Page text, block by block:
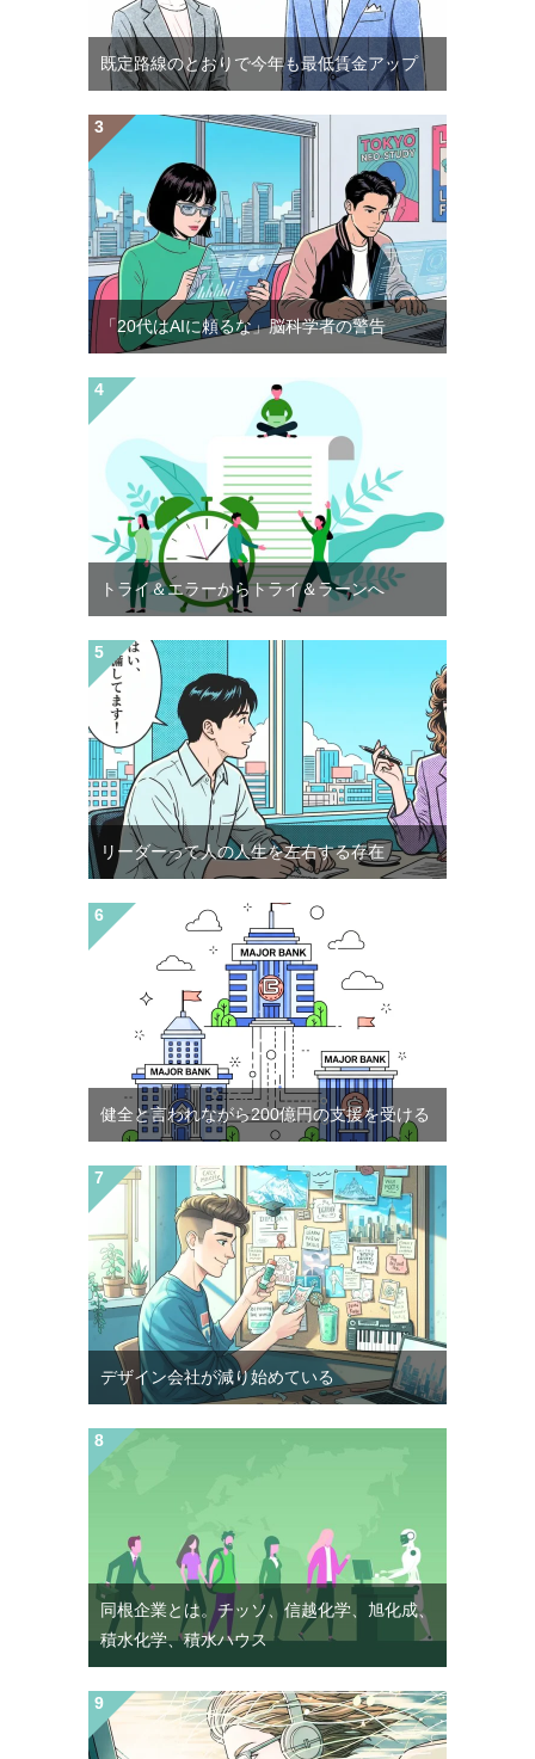
既定路線のとおりで今年も最低賃金アップ
「20代はAIに頼るな」脳科学者の警告
トライ＆エラーからトライ＆ラーンへ
リーダーって人の人生を左右する存在
健全と言われながら200億円の支援を受ける
デザイン会社が減り始めている
同根企業とは。チッソ、信越化学、旭化成、
積水化学、積水ハウス